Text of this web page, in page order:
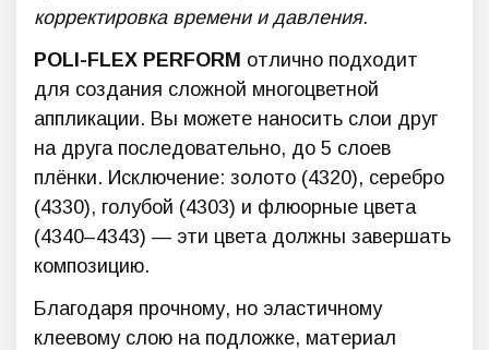
корректировка времени и давления.
POLI-FLEX PERFORM отлично подходит
для создания сложной многоцветной
аппликации. Вы можете наносить слои друг
на друга последовательно, до 5 слоев
плёнки. Исключение: золото (4320), серебро
(4330), голубой (4303) и флюорные цвета
(4340–4343) — эти цвета должны завершать
композицию.
Благодаря прочному, но эластичному
клеевому слою на подложке, материал